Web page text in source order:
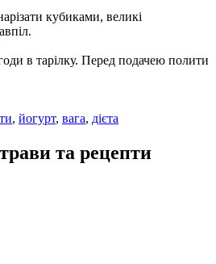
кубиками, великі
в тарілку. Перед подачею полити
, йогурт, вага, дієта
та рецепти